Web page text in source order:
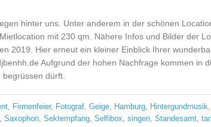
hinter uns. Unter anderem in der schönen
mit 230 qm. Nähere Infos und Bilder der
2019. Hier erneut ein kleiner Einblick Ihrer
Aufgrund der hohen Nachfrage kommen in
begrüssen dürft.
, Firmenfeier, Fotograf, Geige, Hamburg, Hintergundmusik,
, Saxophon, Sektempfang, Selfibox, singen, Standesamt,